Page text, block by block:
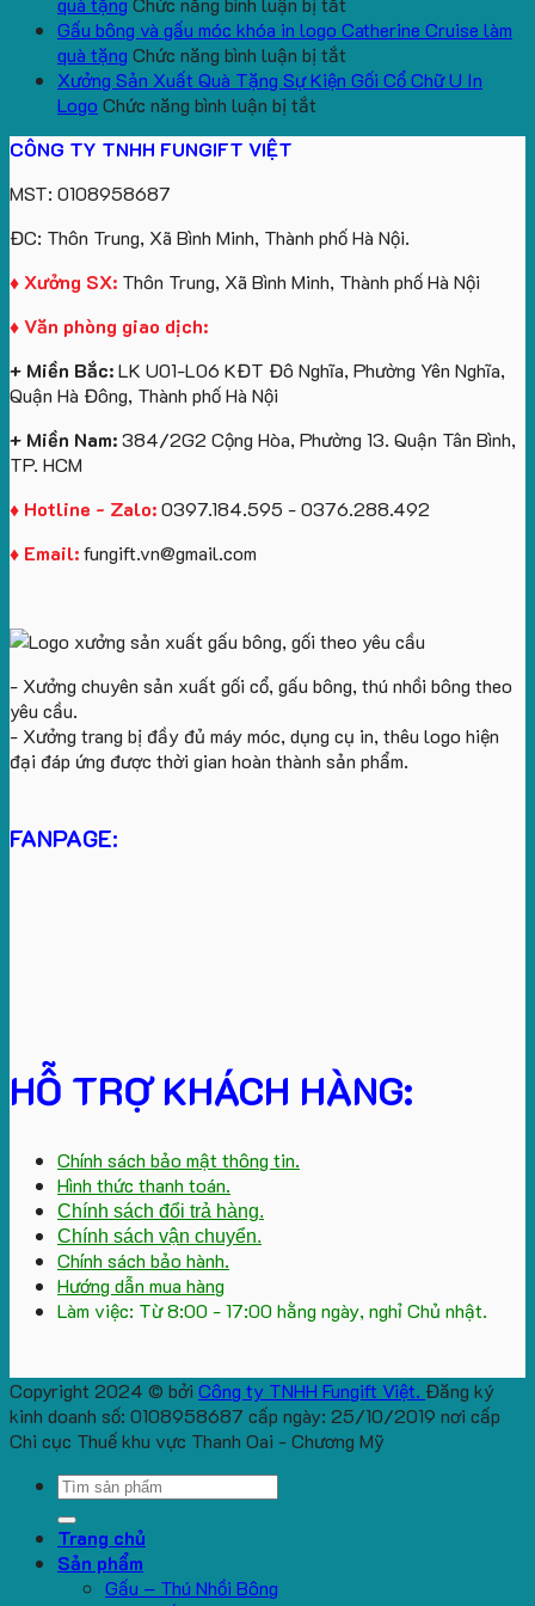
Sinh
Viên
Quà
Tặng
Công
số
lượng
lớn
logo
ô
tô
số
lượng
theo
yêu
cầu
kèm
túi
giấy
in
Vinhomes
Sản
gấu
logo
Future
Group
Gấu bông và gấu móc khóa in logo Catherine Cruise làm
quà tặng Chức năng bình luận bị tắt
Gấu
in
logo
Catherine
tặng
Xưởng Sản Xuất Quà Tặng Sự Kiện Gối Cổ Chữ U In
Logo Chức năng bình luận bị tắt
Tặng
Sự
Kiện
U
Logo
CÔNG TY TNHH FUNGIFT VIỆT
MST: 0108958687
ĐC: Thôn Trung, Xã Bình Minh, Thành phố Hà Nội.
♦ Xưởng SX: Thôn Trung, Xã Bình Minh, Thành phố Hà Nội
♦ Văn phòng giao dịch:
+ Miền Bắc:LK U01-L06 KĐT Đô Nghĩa, Phường Yên Nghĩa,
Quận Hà Đông, Thành phố Hà Nội
+ Miền Nam:384/2G2 Cộng Hòa, Phường 13. Quận Tân Bình,
TP. HCM
♦ Hotline - Zalo:0397.184.595 - 0376.288.492
♦ Email:fungift.vn@gmail.com
- Xưởng chuyên sản xuất gối cổ, gấu bông, thú nhồi bông theo
yêu cầu.
- Xưởng trang bị đầy đủ máy móc, dụng cụ in, thêu logo hiện
đại đáp ứng được thời gian hoàn thành sản phẩm.
FANPAGE:
HỖ TRỢ KHÁCH HÀNG:
Chính sách bảo mật thông tin.
Hình thức thanh toán.
Chính sách đổi trả hàng.
Chính sách vận chuyển.
Chính sách bảo hành.
Hướng dẫn mua hàng
Làm việc: Từ 8:00 - 17:00 hằng ngày, nghỉ Chủ nhật.
Copyright 2024 © bởi Công ty TNHH Fungift Việt. Đăng ký
kinh doanh số: 0108958687 cấp ngày: 25/10/2019 nơi cấp
Chi cục Thuế khu vực Thanh Oai - Chương Mỹ
Search
Trang chủ
Sản phẩm
Gấu – Thú Nhồi Bông